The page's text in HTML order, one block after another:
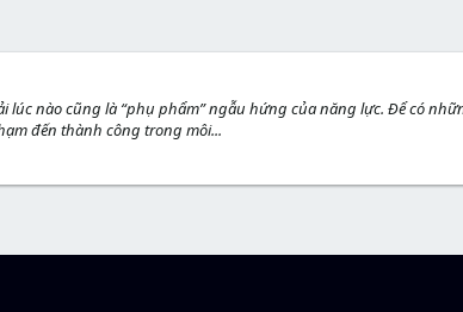
nào cũng là “phụ phẩm” ngẫu hứng của năng lực. Để có
đến thành công trong môi...